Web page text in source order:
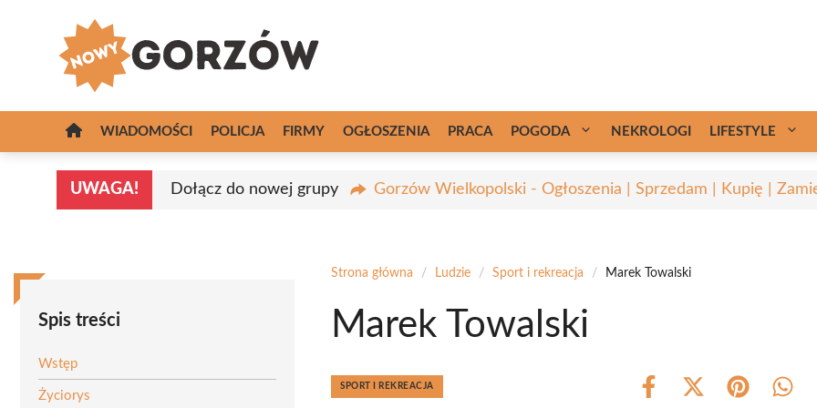
WIADOMOŚCI POLICJA FIRMY OGŁOSZENIA PRACA POGODA NEKROLOGI LIFESTYLE
UWAGA! Dołącz do nowej grupy Gorzów Wielkopolski - Ogłoszenia | Sprzedam | Kupię |
Spis treści
Wstęp
Życiorys
Strona główna / Ludzie / Sport i rekreacja / Marek Towalski
Marek Towalski
SPORT I REKREACJA
Share
Share Share Share